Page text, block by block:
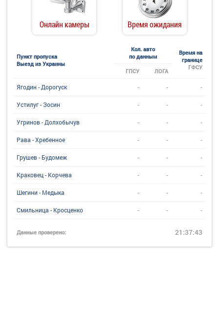
Онлайн камеры Время ожидания
Пункт пропуска
Выезд из Украины
Кол. авто
по данным
Время на
границе
ГФСУ
ГПСУ ЛОГА
Ягодин - Дорогуск - - -
Устилуг - Зосин - - -
Угринов - Долхобычув - - -
Рава - Хребенное - - -
Грушев - Будомеж - - -
Краковец - Корчева - - -
Шегини - Медыка - - -
Смильница - Кросценко - - -
Данные проверено: 21:37:43